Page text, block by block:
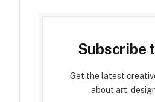
Subscribe
Get the latest
about art,